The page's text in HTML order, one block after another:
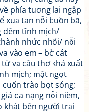
phía tương lai ngập
xua tan nỗi buồn bã,
đêm tĩnh mịch/
nhức nhối/ nỗi
vào em – bờ cát
và câu thơ khá xuất
mịch; mật ngọt
trào bọt sóng;
đã nặng nỗi niềm,
khát bên người trai